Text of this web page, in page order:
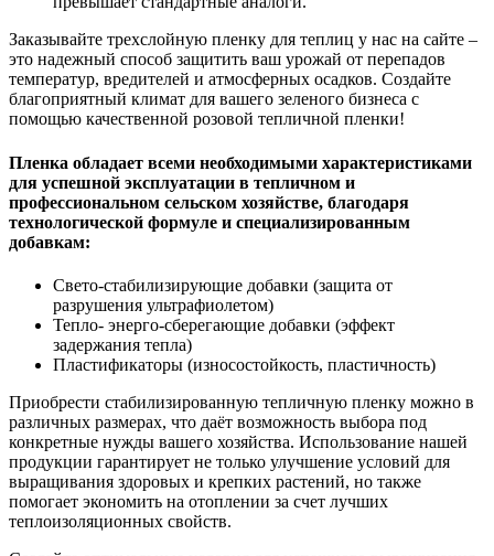
Заказывайте трехслойную пленку для теплиц у нас на сайте –
это надежный способ защитить ваш урожай от перепадов
температур, вредителей и атмосферных осадков. Создайте
благоприятный климат для вашего зеленого бизнеса с
помощью качественной розовой тепличной пленки!
Пленка обладает всеми необходимыми характеристиками
для успешной эксплуатации в тепличном и
профессиональном сельском хозяйстве, благодаря
технологической формуле и специализированным
добавкам:
Свето-стабилизирующие добавки (защита от
разрушения ультрафиолетом)
Тепло- энерго-сберегающие добавки (эффект
задержания тепла)
Пластификаторы (износостойкость, пластичность)
Приобрести стабилизированную тепличную пленку можно в
различных размерах, что даёт возможность выбора под
конкретные нужды вашего хозяйства. Использование нашей
продукции гарантирует не только улучшение условий для
выращивания здоровых и крепких растений, но также
помогает экономить на отоплении за счет лучших
теплоизоляционных свойств.